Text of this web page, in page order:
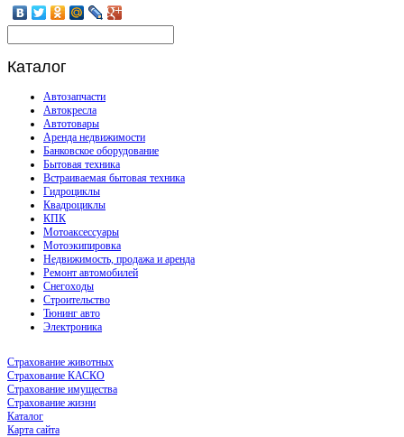
Каталог
Автозапчасти
Автокресла
Автотовары
Аренда недвижимости
Банковское оборудование
Бытовая техника
Встраиваемая бытовая техника
Гидроциклы
Квадроциклы
КПК
Мотоаксессуары
Мотоэкипировка
Недвижимость, продажа и аренда
Ремонт автомобилей
Снегоходы
Строительство
Тюнинг авто
Электроника
Страхование животных
Страхование КАСКО
Страхование имущества
Страхование жизни
Каталог
Карта сайта